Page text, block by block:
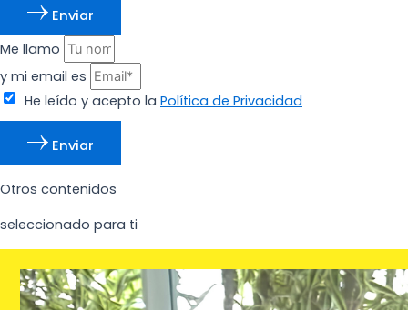
Enviar
Me llamo
y mi email es
He leído y acepto la Política de Privacidad
Enviar
Otros contenidos
seleccionado para ti